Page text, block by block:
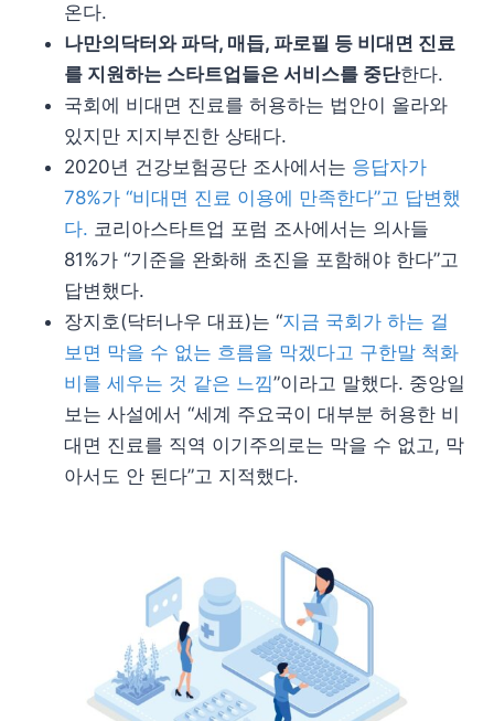
온다.
나만의닥터와 파닥, 매듭, 파로필 등 비대면 진료
를 지원하는 스타트업들은 서비스를 중단한다.
국회에 비대면 진료를 허용하는 법안이 올라와
있지만 지지부진한 상태다.
2020년 건강보험공단 조사에서는 응답자가
78%가 “비대면 진료 이용에 만족한다”고 답변했
다. 코리아스타트업 포럼 조사에서는 의사들
81%가 “기준을 완화해 초진을 포함해야 한다”고
답변했다.
장지호(닥터나우 대표)는 “지금 국회가 하는 걸
보면 막을 수 없는 흐름을 막겠다고 구한말 척화
비를 세우는 것 같은 느낌”이라고 말했다. 중앙일
보는 사설에서 “세계 주요국이 대부분 허용한 비
대면 진료를 직역 이기주의로는 막을 수 없고, 막
아서도 안 된다”고 지적했다.